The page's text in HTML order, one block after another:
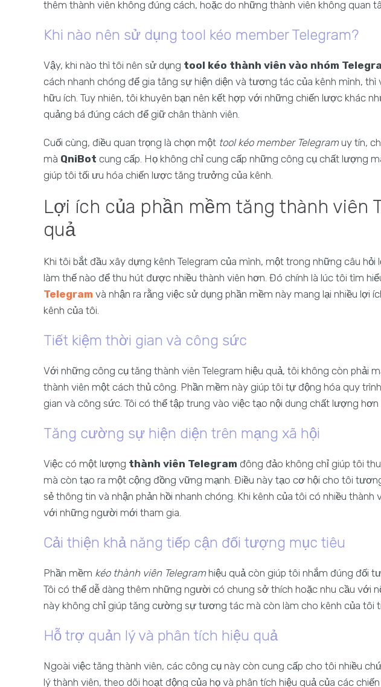
thêm thành viên không đúng cách, hoặc do những thành viên không quan
Khi nào nên sử dụng tool kéo member Telegram?
Vậy, khi nào thì tôi nên sử dụng tool kéo thành viên vào nhóm
cách nhanh chóng để gia tăng sự hiện diện và tương tác của kênh mình, thì
hữu ích. Tuy nhiên, tôi khuyên bạn nên kết hợp với những chiến lược khác
quảng bá đúng cách để giữ chân thành viên.
Cuối cùng, điều quan trọng là chọn một tool kéo member Telegram uy tín,
mà QniBot cung cấp. Họ không chỉ cung cấp những công cụ chất lượng
giúp tôi tối ưu hóa chiến lược tăng trưởng của kênh.
Lợi ích của phần mềm tăng thành viên
quả
Khi tôi bắt đầu xây dựng kênh Telegram của mình, một trong những câu hỏi
làm thế nào để thu hút được nhiều thành viên hơn. Đó chính là lúc tôi tìm
Telegram và nhận ra rằng việc sử dụng phần mềm này mang lại nhiều lợi
kênh của tôi.
Tiết kiệm thời gian và công sức
Với những công cụ tăng thành viên Telegram hiệu quả, tôi không còn phải
thành viên một cách thủ công. Phần mềm này giúp tôi tự động hóa quy
gian và công sức. Tôi có thể tập trung vào việc tạo nội dung chất lượng hơn
Tăng cường sự hiện diện trên mạng xã hội
Việc có một lượng thành viên Telegram đông đảo không chỉ giúp tôi
mà còn tạo ra một cộng đồng vững mạnh. Điều này tạo cơ hội cho tôi
sẻ thông tin và nhận phản hồi nhanh chóng. Khi kênh của tôi có nhiều thành
với những người mới tham gia.
Cải thiện khả năng tiếp cận đối tượng mục tiêu
Phần mềm kéo thành viên Telegram hiệu quả còn giúp tôi nhắm đúng đối
Tôi có thể dễ dàng thêm những người có chung sở thích hoặc nhu cầu với
này không chỉ giúp tăng cường sự tương tác mà còn làm cho kênh của tôi
Hỗ trợ quản lý và phân tích hiệu quả
Ngoài việc tăng thành viên, các công cụ này còn cung cấp cho tôi nhiều
lý thành viên, theo dõi hoạt động của họ và phân tích hiệu quả của các